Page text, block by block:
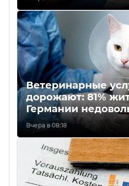
Ветеринарные
дорожают: 81%
Германии
Вчера в 08:18